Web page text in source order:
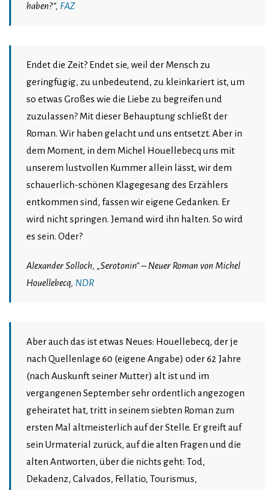
haben?“, FAZ
Endet die Zeit? Endet sie, weil der Mensch zu
geringfügig, zu unbedeutend, zu kleinkariert ist, um
so etwas Großes wie die Liebe zu begreifen und
zuzulassen? Mit dieser Behauptung schließt der
Roman. Wir haben gelacht und uns entsetzt. Aber in
dem Moment, in dem Michel Houellebecq uns mit
unserem lustvollen Kummer allein lässt, wir dem
schauerlich-schönen Klagegesang des Erzählers
entkommen sind, fassen wir eigene Gedanken. Er
wird nicht springen. Jemand wird ihn halten. So wird
es sein. Oder?
Alexander Solloch, „Serotonin“ – Neuer Roman von Michel
Houellebecq, NDR
Aber auch das ist etwas Neues: Houellebecq, der je
nach Quellenlage 60 (eigene Angabe) oder 62 Jahre
(nach Auskunft seiner Mutter) alt ist und im
vergangenen September sehr ordentlich angezogen
geheiratet hat, tritt in seinem siebten Roman zum
ersten Mal altmeisterlich auf der Stelle. Er greift auf
sein Urmaterial zurück, auf die alten Fragen und die
alten Antworten, über die nichts geht: Tod,
Dekadenz, Calvados, Fellatio, Tourismus,